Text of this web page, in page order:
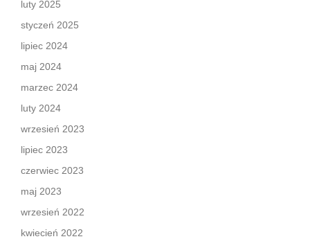
luty 2025
styczeń 2025
lipiec 2024
maj 2024
marzec 2024
luty 2024
wrzesień 2023
lipiec 2023
czerwiec 2023
maj 2023
wrzesień 2022
kwiecień 2022